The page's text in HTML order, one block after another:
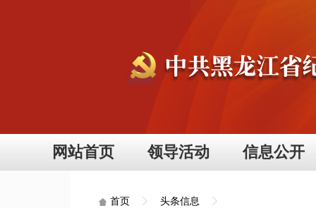
网站首页 领导活动 信息公开
首页 头条信息